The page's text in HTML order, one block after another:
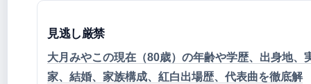
見逃し厳禁
大月みやこの現在（80歳）の年齢や学歴、出身地、
家、結婚、家族構成、紅白出場歴、代表曲を徹底解